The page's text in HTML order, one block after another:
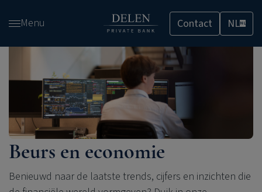
en
Menu Contact NLNL
Beurs en economie
Benieuwd naar de laatste trends, cijfers en inzichten die